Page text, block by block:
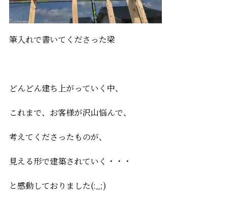
筆入れで書いてくださった梁
どんどん建ち上がっていく中、
これまで、お客様が沢山悩んで、
考えてくださったものが、
見える形で建築されていく・・・
と感動しておりました(:_;)